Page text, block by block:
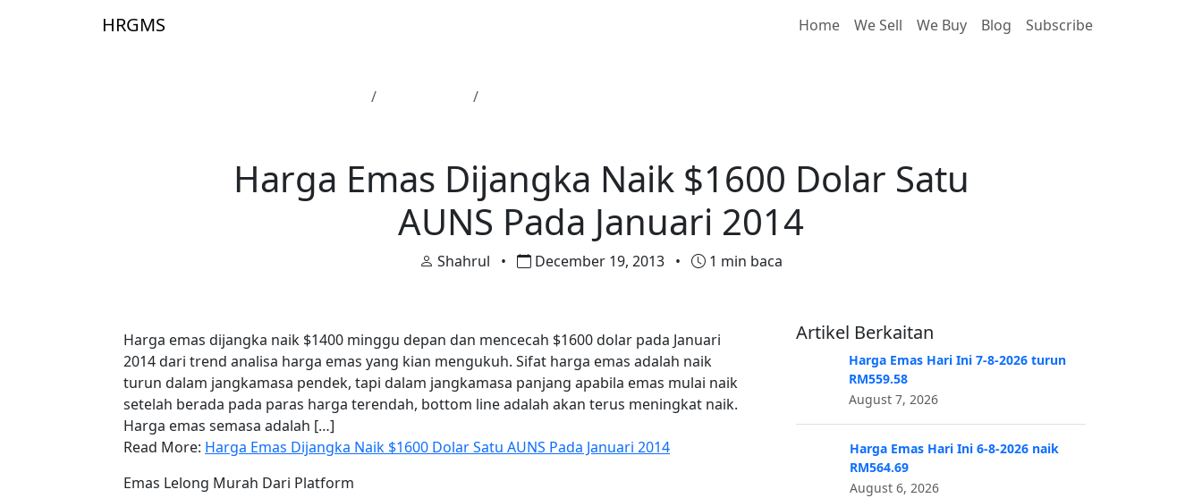
HRGMS Home We Sell We Buy Blog Subscribe
Harga Emas Dijangka Naik $1600 Dolar Satu
AUNS Pada Januari 2014
Shahrul • December 19, 2013 • 1 min baca
Harga emas dijangka naik $1400 minggu depan dan mencecah $1600 dolar pada Januari
2014 dari trend analisa harga emas yang kian mengukuh. Sifat harga emas adalah naik
turun dalam jangkamasa pendek, tapi dalam jangkamasa panjang apabila emas mulai naik
setelah berada pada paras harga terendah, bottom line adalah akan terus meningkat naik.
Harga emas semasa adalah […]
Read More: Harga Emas Dijangka Naik $1600 Dolar Satu AUNS Pada Januari 2014
Emas Lelong Murah Dari Platform
Artikel Berkaitan
Harga Emas Hari Ini 7-8-2026 turun
RM559.58
August 7, 2026
Harga Emas Hari Ini 6-8-2026 naik
RM564.69
August 6, 2026